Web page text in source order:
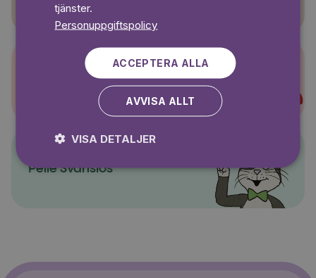
Super-Charlie
Pelle Svanslös
tjänster.
Personuppgiftspolicy
ACCEPTERA ALLA
AVVISA ALLT
VISA DETALJER